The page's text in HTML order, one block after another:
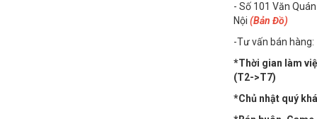
- Số 101 Văn
Nội (Bản Đồ)
-Tư vấn bán hàng:
*Thời gian làm
(T2->T7)
*Chủ nhật quý